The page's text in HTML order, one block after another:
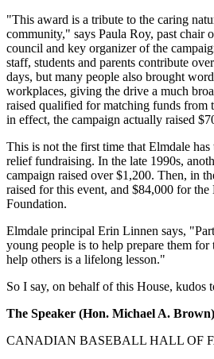
"This award is a tribute to the caring
community," says Paula Roy, past chair
council and key organizer of the
staff, students and parents contribute
days, but many people also brought
workplaces, giving the drive a much
raised qualified for matching funds from
in effect, the campaign actually raised
This is not the first time that Elmdale has
relief fundraising. In the late 1990s,
campaign raised over $1,200. Then, in
raised for this event, and $84,000 for the
Foundation.
Elmdale principal Erin Linnen says,
young people is to help prepare them
help others is a lifelong lesson."
So I say, on behalf of this House, kudos
The Speaker (Hon. Michael A.
CANADIAN BASEBALL HALL OF